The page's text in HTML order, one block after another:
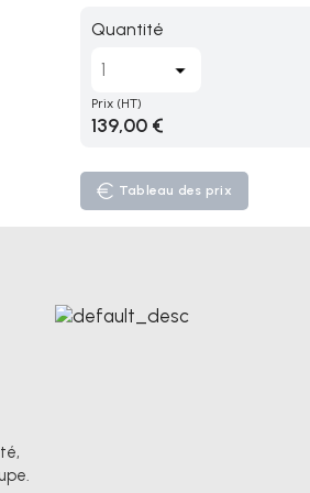
Quantité
Prix (HT)
139,00 €
Tableau des prix